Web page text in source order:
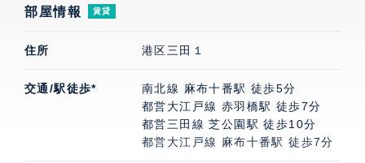
部屋情報 賃貸
住所 港区三田１
交通/駅徒歩*
南北線 麻布十番駅 徒歩5分
都営大江戸線 赤羽橋駅 徒歩7分
都営三田線 芝公園駅 徒歩10分
都営大江戸線 麻布十番駅 徒歩7分